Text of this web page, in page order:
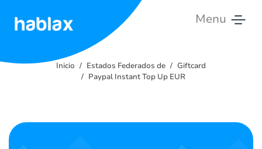
Menu
Inicio Estados Federados de
Giftcard
Paypal Instant Top Up EUR